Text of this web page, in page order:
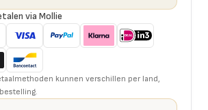
via Mollie
kunnen verschillen per land,